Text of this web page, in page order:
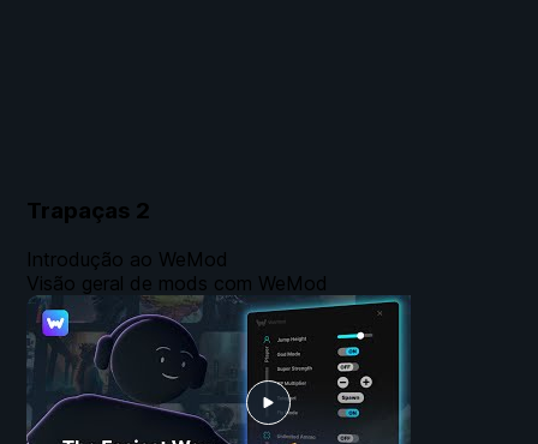
Trapaças 2
Introdução ao WeMod
Visão geral de mods com WeMod